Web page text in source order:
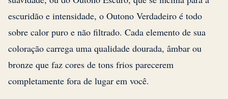
escuridão e intensidade, o Outono Verdadeiro é todo
sobre calor puro e não filtrado. Cada elemento de sua
coloração carrega uma qualidade dourada, âmbar ou
bronze que faz cores de tons frios parecerem
completamente fora de lugar em você.